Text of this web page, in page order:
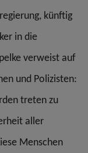
künftig
in die
verweist auf
und Polizisten:
treten zu
aller
Menschen